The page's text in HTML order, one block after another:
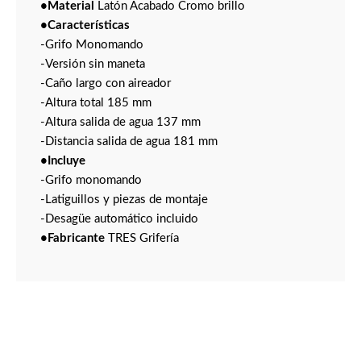
•Material
Latón Acabado Cromo brillo
•Características
-Grifo Monomando
-Versión sin maneta
-Caño largo con aireador
-Altura total 185 mm
-Altura salida de agua 137 mm
-Distancia salida de agua 181 mm
•Incluye
-Grifo monomando
-Latiguillos y piezas de montaje
-Desagüe automático incluido
•Fabricante TRES Grifería